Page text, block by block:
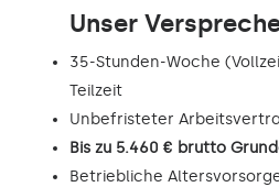
Unser
35-Stunden-Woche
Teilzeit
Unbefristeter
Bis zu 5.460 € brutto
Betriebliche